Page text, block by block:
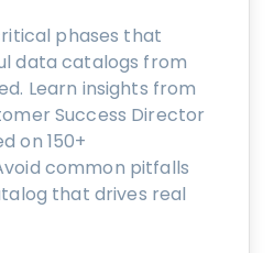
phases that
data catalogs from
Learn insights from
Success Director
on 150+
common pitfalls
that drives real